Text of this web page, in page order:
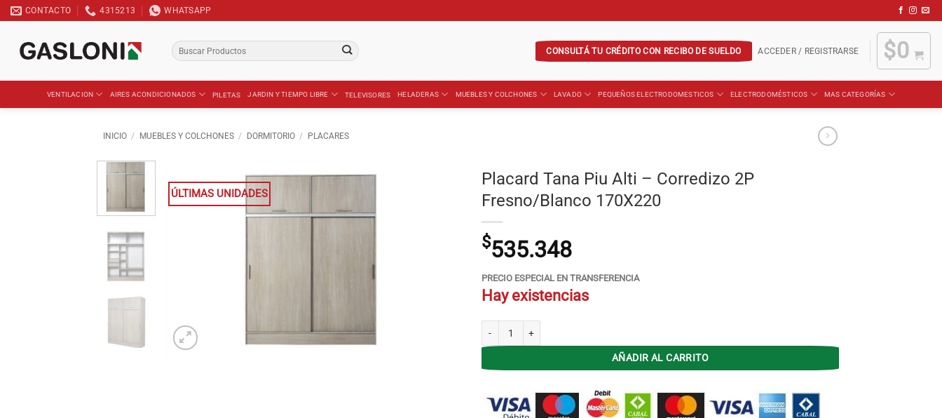
Saltar
al
contenido
CONTACTO 4315213 WHATSAPP
Buscar
por:
CONSULTÁ TU CRÉDITO CON RECIBO DE SUELDO ACCEDER / REGISTRARSE $0
VENTILACION AIRES ACONDICIONADOS PILETAS JARDIN Y TIEMPO LIBRE TELEVISORES HELADERAS MUEBLES Y COLCHONES LAVADO PEQUEÑOS ELECTRODOMESTICOS ELECTRODOMÉSTICOS MAS CATEGORÍAS
INICIO / MUEBLES Y COLCHONES / DORMITORIO / PLACARES
ÚLTIMAS UNIDADES
Placard Tana Piu Alti – Corredizo 2P
Fresno/Blanco 170X220
$535.348
PRECIO ESPECIAL EN TRANSFERENCIA
Hay existencias
AÑADIR AL CARRITO